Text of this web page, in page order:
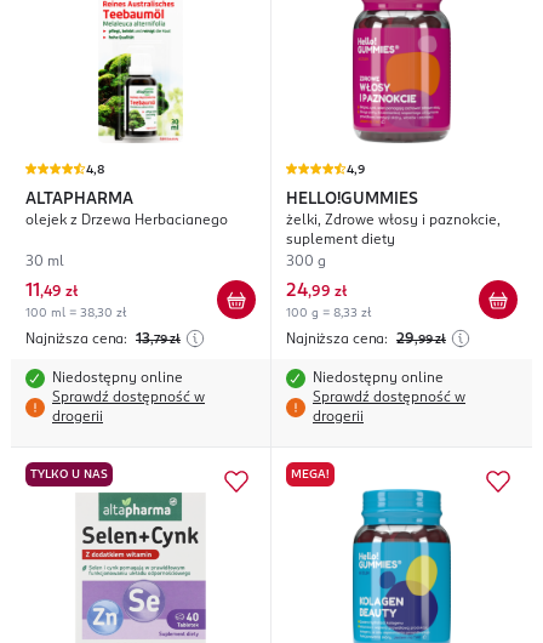
4,8
ALTAPHARMA
olejek z Drzewa Herbacianego
30 ml
11 ,49 zł
100 ml = 38,30 zł
Najniższa cena: 13,79 zł
Niedostępny online
Sprawdź dostępność w
drogerii
4,9
HELLO!GUMMIES
żelki, Zdrowe włosy i paznokcie,
suplement diety
300 g
24,99 zł
100 g = 8,33 zł
Najniższa cena: 29,99 zł
Niedostępny online
Sprawdź dostępność w
drogerii
TYLKO U NAS MEGA!